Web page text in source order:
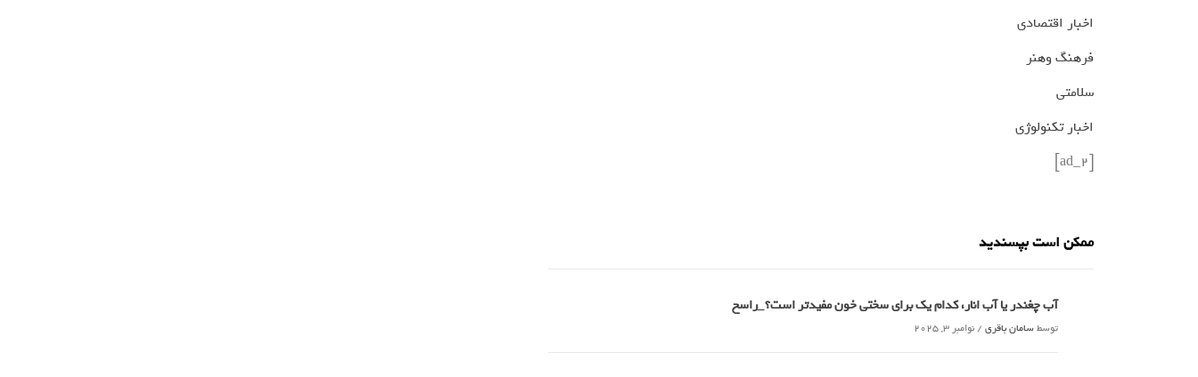
اخبار اقتصادی
فرهنگ وهنر
سلامتی
اخبار تکنولوژی
[ad_2]
ممکن است بپسندید
آب چغندر یا آب انار، کدام‌ یک برای سختی خون مفیدتر است؟_راسخ
توسطسامان باقری / نوامبر 3, 2025